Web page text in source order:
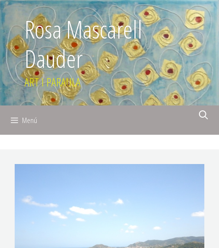
Rosa Mascarell
Dauder
ART I PARAULA
Menú